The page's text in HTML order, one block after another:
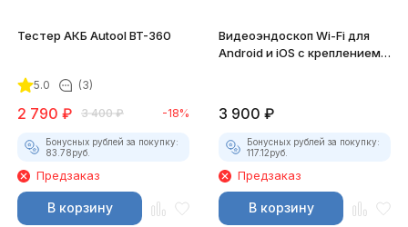
Тестер АКБ Autool BT-360
5.0 (3)
2 790 ₽ 3 400 ₽ -18%
Бонусных рублей за покупку:
83.78руб.
Предзаказ
В корзину
Видеоэндоскоп Wi-Fi для
Android и iOS с креплением
3 900 ₽
Бонусных рублей за покупку:
117.12руб.
Предзаказ
В корзину